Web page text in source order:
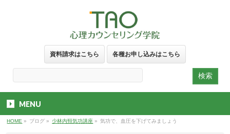
資料請求はこちら 各種お申し込みはこちら
MENU
HOME » ブログ » 少林内頸気功講座 » 気功で、血圧を下げてみましょう